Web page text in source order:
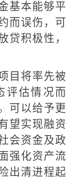
基本能够平
而误伤，可
贷积极性，
目将率先被
评估情况而
可以给予更
望实现融资
会资金及政
强化资产流
出清进程起